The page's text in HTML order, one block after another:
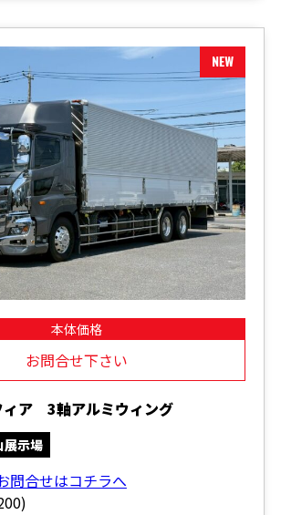
本体価格
お問合せ下さい
ア 3軸アルミウィング
示場
問合せはコチラへ